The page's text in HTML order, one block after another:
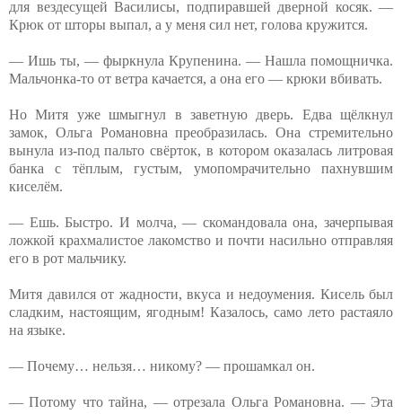
для вездесущей Василисы, подпиравшей дверной косяк. —
Крюк от шторы выпал, а у меня сил нет, голова кружится.
— Ишь ты, — фыркнула Крупенина. — Нашла помощничка.
Мальчонка-то от ветра качается, а она его — крюки вбивать.
Но Митя уже шмыгнул в заветную дверь. Едва щёлкнул
замок, Ольга Романовна преобразилась. Она стремительно
вынула из-под пальто свёрток, в котором оказалась литровая
банка с тёплым, густым, умопомрачительно пахнувшим
киселём.
— Ешь. Быстро. И молча, — скомандовала она, зачерпывая
ложкой крахмалистое лакомство и почти насильно отправляя
его в рот мальчику.
Митя давился от жадности, вкуса и недоумения. Кисель был
сладким, настоящим, ягодным! Казалось, само лето растаяло
на языке.
— Почему… нельзя… никому? — прошамкал он.
— Потому что тайна, — отрезала Ольга Романовна. — Эта